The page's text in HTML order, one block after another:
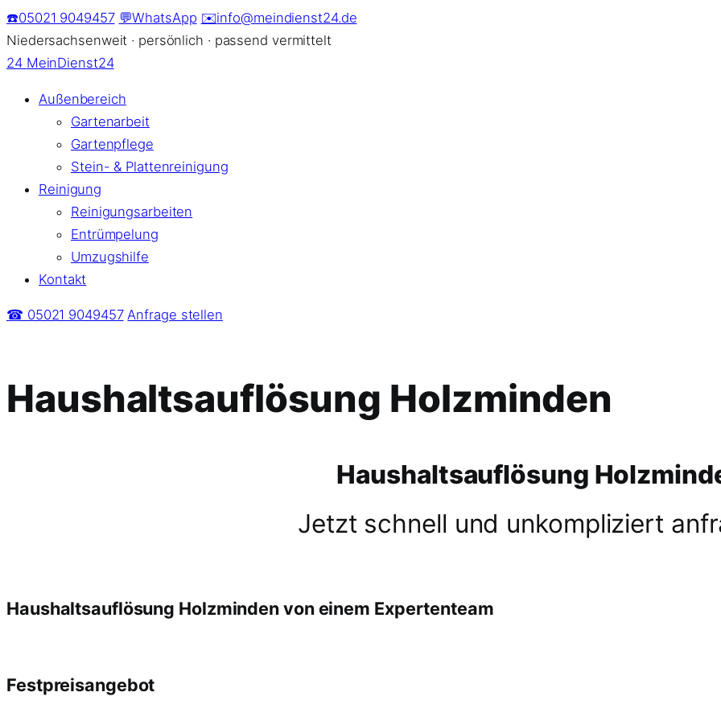
Zum
Inhalt
springen
☎️05021 9049457 💬WhatsApp ✉️info@meindienst24.de
Niedersachsenweit · persönlich · passend vermittelt
24 MeinDienst24
Außenbereich
Gartenarbeit
Gartenpflege
Stein- & Plattenreinigung
Reinigung
Reinigungsarbeiten
Entrümpelung
Umzugshilfe
Kontakt
☎ 05021 9049457 Anfrage stellen
Haushaltsauflösung Holzminden
Haushaltsauflösung
Jetzt schnell und unkompliziert
Haushaltsauflösung Holzminden von einem Expertenteam
Festpreisangebot